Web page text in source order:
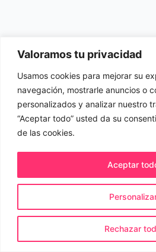
Valoramos tu privacidad
Usamos cookies para mejorar su
navegación, mostrarle anuncios o
personalizados y analizar nuestro
“Aceptar todo” usted da su
de las cookies.
Rechazar
Aceptar
Política de cookiesPolítica